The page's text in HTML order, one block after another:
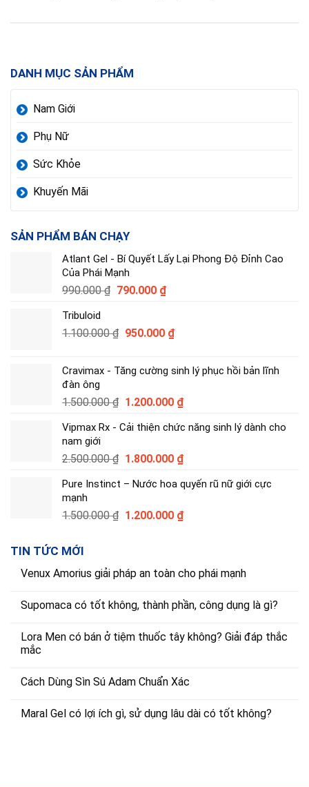
DANH MỤC SẢN PHẨM
Nam Giới
Phụ Nữ
Sức Khỏe
Khuyến Mãi
SẢN PHẨM BÁN CHẠY
Atlant Gel - Bí Quyết Lấy Lại Phong Độ Đỉnh Cao
Của Phái Mạnh
990.000₫ Giá
990.000 ₫.
790.000 ₫Giá
là:
Tribuloid
1.100.000₫ Giá
1.100.000 ₫.
950.000 ₫Giá
là:
Cravimax - Tăng cường sinh lý phục hồi bản lĩnh
đàn ông
1.500.000₫ Giá
là:
1.200.000 ₫Giá
tại
1.200.000 ₫.
Vipmax Rx - Cải thiện chức năng sinh lý dành cho
nam giới
2.500.000₫ Giá
là:
1.800.000 ₫Giá
tại
1.800.000 ₫.
Pure Instinct – Nước hoa quyến rũ nữ giới cực
mạnh
1.500.000₫ Giá
1.200.000 ₫Giá
1.200.000 ₫.
TIN TỨC MỚI
Venux Amorius giải pháp an toàn cho phái mạnh
Supomaca có tốt không, thành phần, công dụng là gì?
Lora Men có bán ở tiệm thuốc tây không? Giải đáp thắc
mắc
Cách Dùng Sìn Sú Adam Chuẩn Xác
Maral Gel có lợi ích gì, sử dụng lâu dài có tốt không?